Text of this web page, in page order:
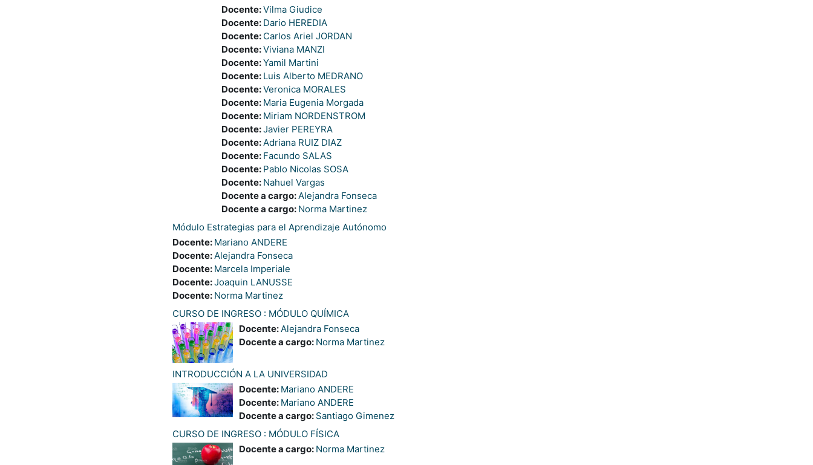
Docente:Vilma Giudice
Docente: Dario HEREDIA
Docente: Carlos Ariel JORDAN
Docente:Viviana MANZI
Docente:Yamil Martini
Docente: Luis Alberto MEDRANO
Docente:Veronica MORALES
Docente: Maria Eugenia Morgada
Docente: Miriam NORDENSTROM
Docente:Javier PEREYRA
Docente:Adriana RUIZ DIAZ
Docente: Facundo SALAS
Docente: Pablo Nicolas SOSA
Docente: Nahuel Vargas
Docente a cargo:Alejandra Fonseca
Docente a cargo: Norma Martinez
Módulo Estrategias para el Aprendizaje Autónomo
Docente: Mariano ANDERE
Docente:Alejandra Fonseca
Docente: Marcela Imperiale
Docente:Joaquin LANUSSE
Docente: Norma Martinez
CURSO DE INGRESO : MÓDULO QUÍMICA
Docente:Alejandra Fonseca
Docente a cargo: Norma Martinez
INTRODUCCIÓN A LA UNIVERSIDAD
Docente: Mariano ANDERE
Docente: Mariano ANDERE
Docente a cargo: Santiago Gimenez
CURSO DE INGRESO : MÓDULO FÍSICA
Docente a cargo: Norma Martinez